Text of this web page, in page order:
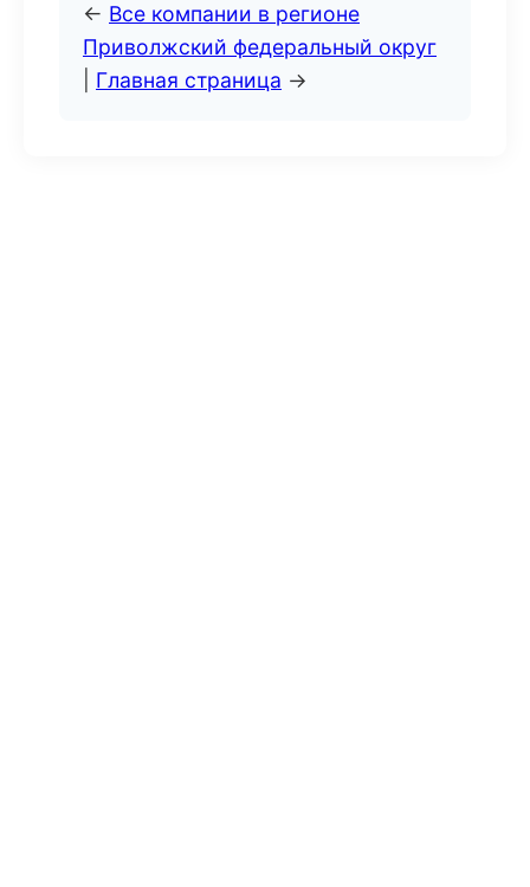
← Все компании в регионе
Приволжский федеральный округ
Главная страница →